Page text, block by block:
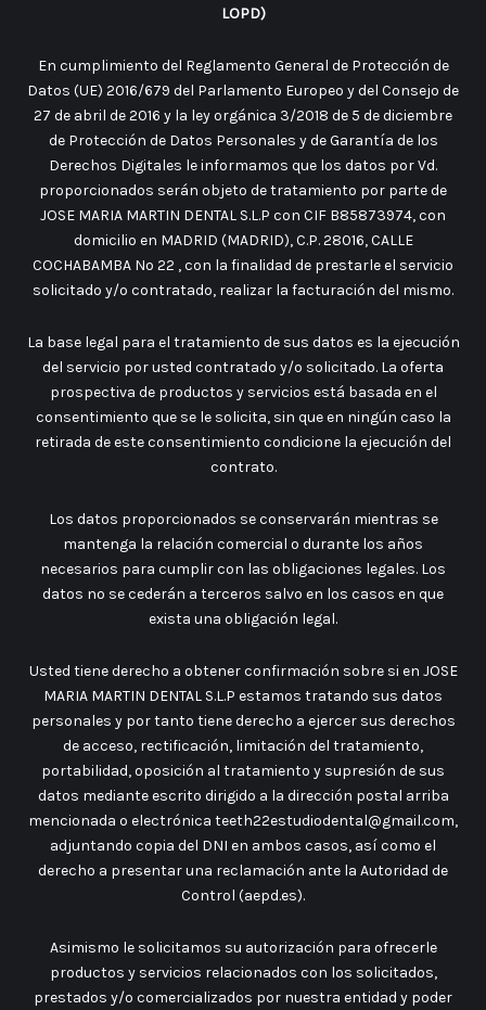
LOPD)
En cumplimiento del Reglamento General de Protección de
Datos (UE) 2016/679 del Parlamento Europeo y del Consejo de
27 de abril de 2016 y la ley orgánica 3/2018 de 5 de diciembre
de Protección de Datos Personales y de Garantía de los
Derechos Digitales le informamos que los datos por Vd.
proporcionados serán objeto de tratamiento por parte de
JOSE MARIA MARTIN DENTAL S.L.P con CIF B85873974, con
domicilio en MADRID (MADRID), C.P. 28016, CALLE
COCHABAMBA No 22 , con la finalidad de prestarle el servicio
solicitado y/o contratado, realizar la facturación del mismo.
La base legal para el tratamiento de sus datos es la ejecución
del servicio por usted contratado y/o solicitado. La oferta
prospectiva de productos y servicios está basada en el
consentimiento que se le solicita, sin que en ningún caso la
retirada de este consentimiento condicione la ejecución del
contrato.
Los datos proporcionados se conservarán mientras se
mantenga la relación comercial o durante los años
necesarios para cumplir con las obligaciones legales. Los
datos no se cederán a terceros salvo en los casos en que
exista una obligación legal.
Usted tiene derecho a obtener confirmación sobre si en JOSE
MARIA MARTIN DENTAL S.L.P estamos tratando sus datos
personales y por tanto tiene derecho a ejercer sus derechos
de acceso, rectificación, limitación del tratamiento,
portabilidad, oposición al tratamiento y supresión de sus
datos mediante escrito dirigido a la dirección postal arriba
mencionada o electrónica teeth22estudiodental@gmail.com,
adjuntando copia del DNI en ambos casos, así como el
derecho a presentar una reclamación ante la Autoridad de
Control (aepd.es).
Asimismo le solicitamos su autorización para ofrecerle
productos y servicios relacionados con los solicitados,
prestados y/o comercializados por nuestra entidad y poder